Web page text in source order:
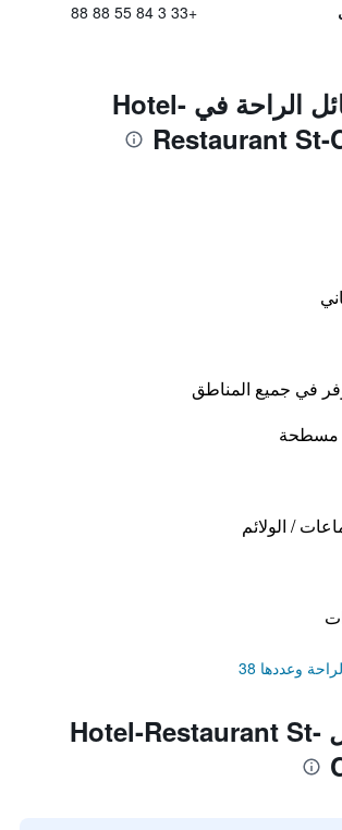
+33 3 84 55 88 88
المزايا ووسائل الراحة في Hotel-
Restaurant
في جميع المناطق
مسطحة
/ الولائم
وعددها 38
تقييمات حول Hotel-Restaurant St-